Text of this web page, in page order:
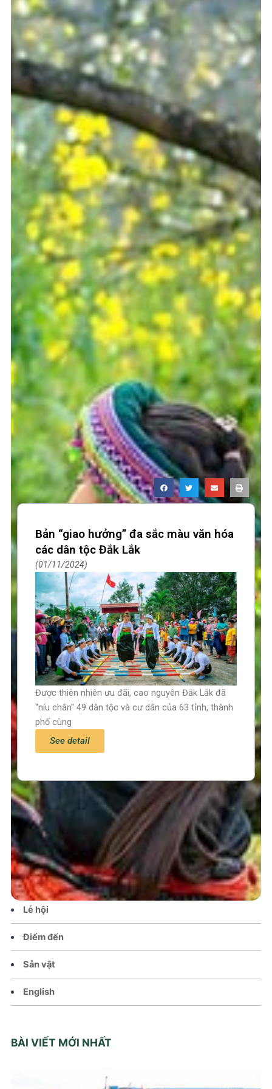
Trang chủ
Tin tức – Sự kiện
Chính sách
Văn hoá – Đời sống
Lễ hội
Điểm đến
Sản vật
English
BÀI VIẾT MỚI NHẤT
Bản “giao hưởng” đa sắc màu văn hóa
các dân tộc Đắk Lắk
01/11/2024
Được thiên nhiên ưu đãi, cao nguyên Đắk Lắk đã
"níu chân" 49 dân tộc và cư dân của 63 tỉnh, thành
phố cùng
See detail